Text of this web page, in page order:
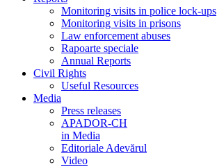
Monitoring visits in police lock-ups
Monitoring visits in prisons
Law enforcement abuses
Rapoarte speciale
Annual Reports
Civil Rights
Useful Resources
Media
Press releases
APADOR-CH
in Media
Editoriale Adevărul
Video